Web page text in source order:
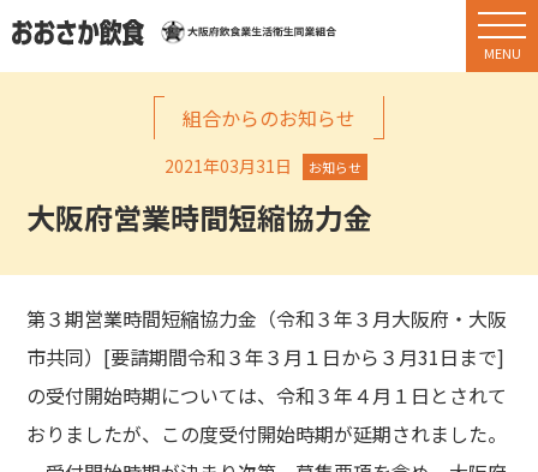
組合からのお知らせ
2021年03月31日 お知らせ
大阪府営業時間短縮協力金
第３期営業時間短縮協力金（令和３年３月大阪府・大阪
市共同）[要請期間令和３年３月１日から３月31日まで]
の受付開始時期については、令和３年４月１日とされて
おりましたが、この度受付開始時期が延期されました。